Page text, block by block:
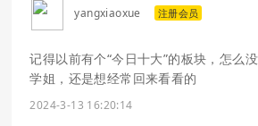
yangxiaoxue 注册会员
记得以前有个“今日十大”的板块，怎么
学姐，还是想经常回来看看的
2024-3-13 16:20:14